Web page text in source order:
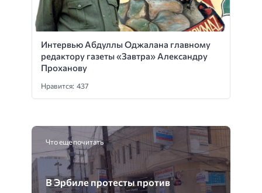
Интервью Абдуллы Оджалана главному
редактору газеты «Завтра» Александру
Проханову
Нравится: 437
Что еще почитать
В Эрбиле протесты против